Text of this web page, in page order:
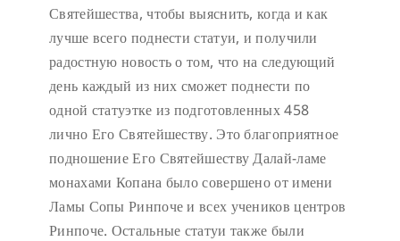
Святейшества, чтобы выяснить, когда и как
лучше всего поднести статуи, и получили
радостную новость о том, что на следующий
день каждый из них сможет поднести по
одной статуэтке из подготовленных 458
лично Его Святейшеству. Это благоприятное
подношение Его Святейшеству Далай-ламе
монахами Копана было совершено от имени
Ламы Сопы Ринпоче и всех учеников центров
Ринпоче. Остальные статуи также были